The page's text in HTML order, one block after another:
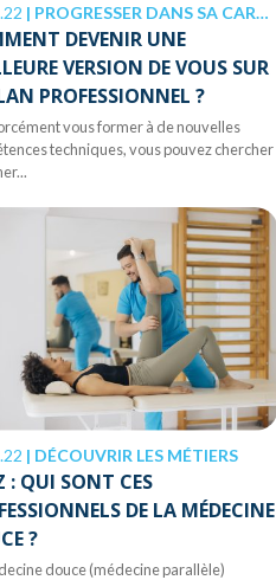
| PROGRESSER DANS SA CARRIÈRE
DEVENIR UNE
VERSION DE VOUS SUR
PROFESSIONNEL ?
vous former à de nouvelles
techniques, vous pouvez chercher
| DÉCOUVRIR LES MÉTIERS
: QUI SONT CES
DE LA MÉDECINE
?
douce (médecine parallèle)